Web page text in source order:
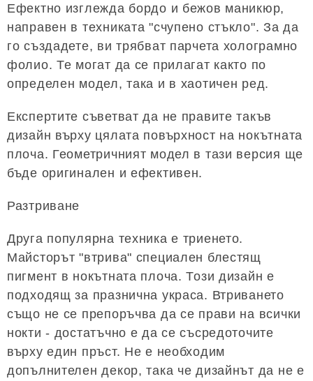
Ефектно изглежда бордо и бежов маникюр,
направен в техниката "счупено стъкло". За да
го създадете, ви трябват парчета холограмно
фолио. Те могат да се прилагат както по
определен модел, така и в хаотичен ред.
Експертите съветват да не правите такъв
дизайн върху цялата повърхност на нокътната
плоча. Геометричният модел в тази версия ще
бъде оригинален и ефективен.
Разтриване
Друга популярна техника е триенето.
Майсторът "втрива" специален блестящ
пигмент в нокътната плоча. Този дизайн е
подходящ за празнична украса. Втриването
също не се препоръчва да се прави на всички
нокти - достатъчно е да се съсредоточите
върху един пръст. Не е необходим
допълнителен декор, така че дизайнът да не е